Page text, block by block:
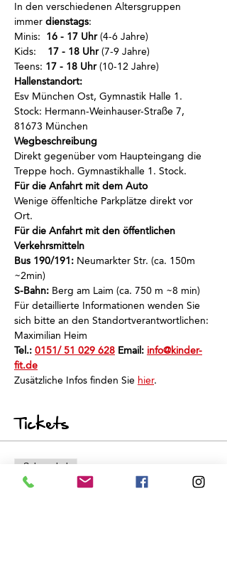
In den verschiedenen Altersgruppen
immer dienstags:
Minis: 16 - 17 Uhr (4-6 Jahre)
Kids: 17 - 18 Uhr (7-9 Jahre)
Teens: 17 - 18 Uhr (10-12 Jahre)
Hallenstandort:
Esv München Ost, Gymnastik Halle 1.
Stock: Hermann-Weinhauser-Straße 7,
81673 München
Wegbeschreibung
Direkt gegenüber vom Haupteingang die
Treppe hoch. Gymnastikhalle 1. Stock.
Für die Anfahrt mit dem Auto
Wenige öffenltiche Parkplätze direkt vor
Ort.
Für die Anfahrt mit den öffentlichen
Verkehrsmitteln
Bus 190/191: Neumarkter Str. (ca. 150m
~2min)
S-Bahn: Berg am Laim (ca. 750 m ~8 min)
Für detaillierte Informationen wenden Sie
sich bitte an den Standortverantwortlichen:
Maximilian Heim
Tel.: 0151/ 51 029 628 Email: info@kinder-
fit.de
Zusätzliche Infos finden Sie hier.
Tickets
Sale ended
Ticket type